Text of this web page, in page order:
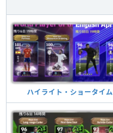
ハイライト・ショータイム